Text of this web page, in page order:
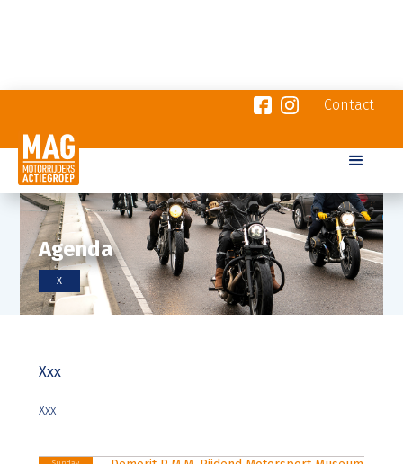
Contact
Agenda
X
Xxx
Xxx